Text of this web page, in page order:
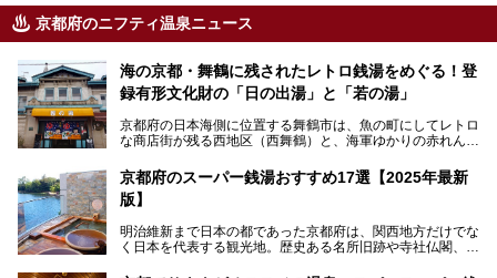
京都府のニフティ温泉ニュース
海の京都・舞鶴に残されたレトロ銭湯をめぐる！登
録有形文化財の「日の出湯」と「若の湯」
京都府の日本海側に位置する舞鶴市は、魚の町にしてレトロ
な商店街が残る西地区（西舞鶴）と、海軍ゆかりの赤れんが
ます。今回案内するのは西地区に今も残る2軒の銭湯「日の
出湯」と「若の湯」。いずれも国の登録有形文化財に指定さ
れた歴史ある建物でありながら、今も現役のお風呂屋さんで
漁師町や商店街で働く人々を支えてきたこの2軒の銭湯とと
京都府のスーパー銭湯おすすめ17選【2025年最新
版】
明治維新まで日本の都であった京都府は、関西地方だけでな
く日本を代表する観光地。歴史ある名所旧跡や寺社仏閣、そ